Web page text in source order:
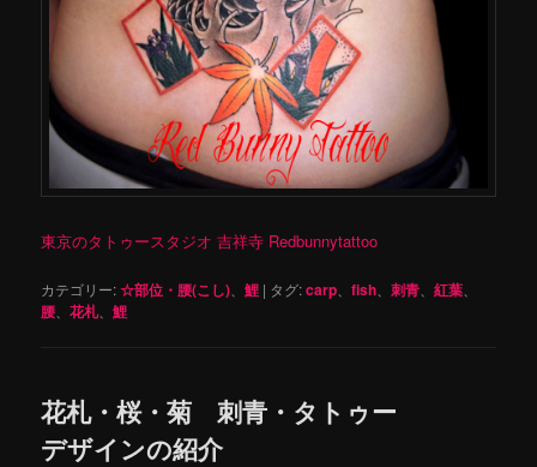
東京のタトゥースタジオ 吉祥寺 Redbunnytattoo
カテゴリー:☆部位・腰(こし) 、鯉 | タグ:carp 、fish 、刺青 、紅葉
腰 、花札、鯉
花札・桜・菊 刺青・タトゥー
デザインの紹介